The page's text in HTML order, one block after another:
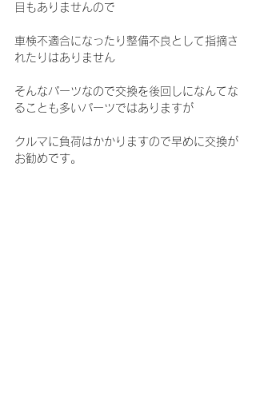
目もありませんので
車検不適合になったり整備不良として指摘さ
れたりはありません
そんなパーツなので交換を後回しになんてな
ることも多いパーツではありますが
クルマに負荷はかかりますので早めに交換が
お勧めです。